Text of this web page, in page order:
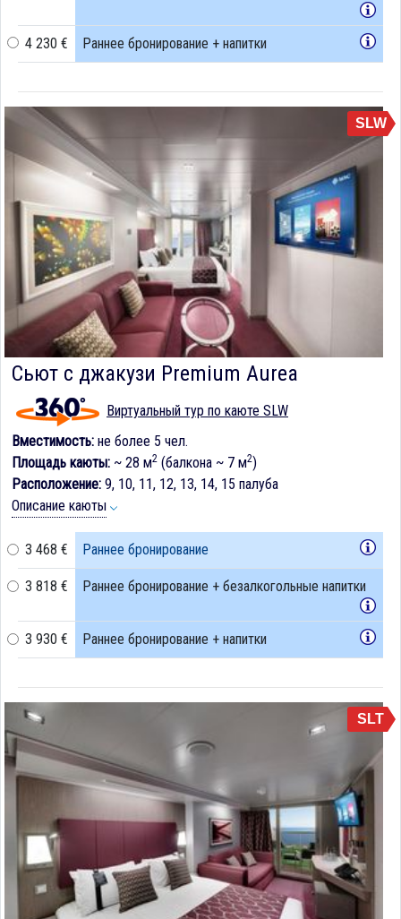
4 230 € Раннее бронирование + напитки
SLW
Сьют с джакузи Premium Aurea
Виртуальный тур по каюте SLW
Вместимость: не более 5 чел.
Площадь каюты: ~ 28 м2 (балкона ~ 7 м2)
Расположение: 9, 10, 11, 12, 13, 14, 15 палуба
Описание каюты
3 468 € Раннее бронирование
3 818 € Раннее бронирование + безалкогольные напитки
3 930 € Раннее бронирование + напитки
SLT